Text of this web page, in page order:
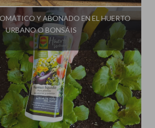
Y ABONADO EN EL HUERTO
URBANO O BONSÁIS